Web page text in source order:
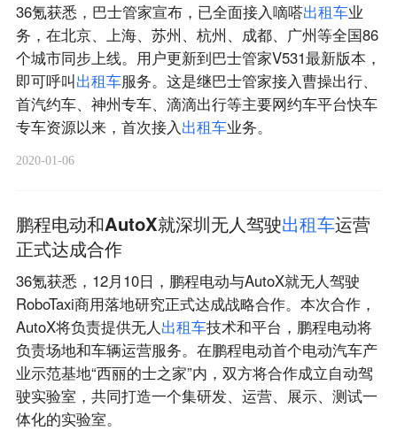
36氪获悉，巴士管家宣布，已全面接入嘀嗒出租车业
务，在北京、上海、苏州、杭州、成都、广州等全国86
个城市同步上线。用户更新到巴士管家V531最新版本，
即可呼叫出租车服务。这是继巴士管家接入曹操出行、
首汽约车、神州专车、滴滴出行等主要网约车平台快车
专车资源以来，首次接入出租车业务。
2020-01-06
鹏程电动和AutoX就深圳无人驾驶出租车运营
正式达成合作
36氪获悉，12月10日，鹏程电动与AutoX就无人驾驶
RoboTaxi商用落地研究正式达成战略合作。本次合作，
AutoX将负责提供无人出租车技术和平台，鹏程电动将
负责场地和车辆运营服务。在鹏程电动首个电动汽车产
业示范基地“西丽的士之家”内，双方将合作成立自动驾
驶实验室，共同打造一个集研发、运营、展示、测试一
体化的实验室。